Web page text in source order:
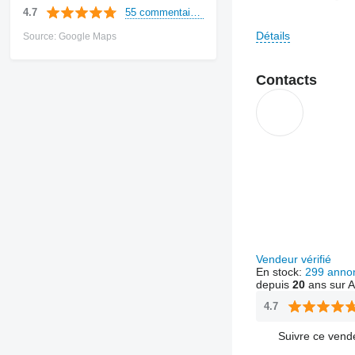
4.7
Source: Google Maps Our staff will
Contact us, and
Détails
Contacts
Vendeur vérifié
En stock: 299
depuis 20ans sur
4.7
Suivre ce